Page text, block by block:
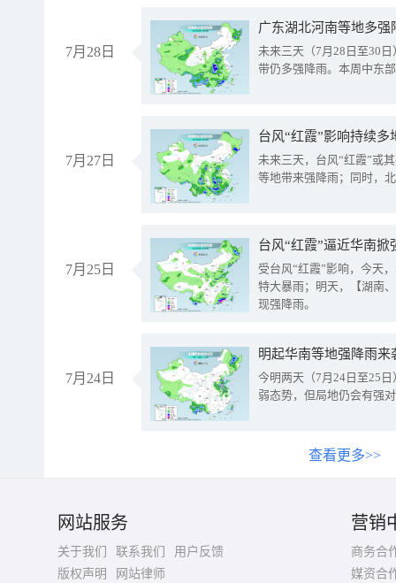
7月28日
广东湖北河南等地多
未来三天（7月28日至30
带仍多强降雨。本周中东
7月27日
台风“红霞”影响持续
未来三天，台风“红霞”或
等地带来强降雨；同时，
7月25日
台风“红霞”逼近华南
受台风“红霞”影响，今天
特大暴雨；明天，【湖南
现强降雨。
7月24日
明起华南等地强降雨
今明两天（7月24日至25
弱态势，但局地仍会有强
查看更多>>
网站服务
关于我们 联系我们
用户反馈
版权声明
网站律师
营销
商务合
媒资合